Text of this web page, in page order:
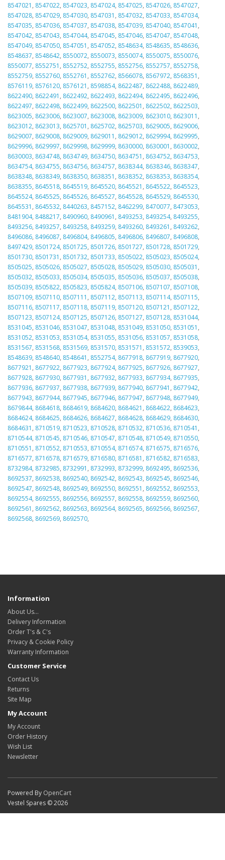
8547021 , 8547022, 8547023, 8547024, 8547025, 8547026, 8547027,
8547028, 8547029, 8547030, 8547031 , 8547032, 8547033, 8547034,
8547035, 8547036, 8547037, 8547038, 8547039, 8547040, 8547041 ,
8547042, 8547043, 8547044, 8547045, 8547046, 8547047, 8547048,
8547049, 8547050, 8547051 , 8547052, 8548634, 8548635, 8548636,
8548637, 8548642, 8550072, 8550073, 8550074, 8550075, 8550076,
8550077, 8552751 , 8552752, 8552755, 8552756, 8552757, 8552758,
8552759, 8552760, 8552761 , 8552762, 8566078, 8567972, 8568351 ,
8576119, 8576120, 8576121 , 8598854, 8622487, 8622488, 8622489,
8622490, 8622491 , 8622492, 8622493, 8622494, 8622495, 8622496,
8622497, 8622498, 8622499, 8622500, 8622501 , 8622502, 8622503,
8623005, 8623006, 8623007, 8623008, 8623009, 8623010, 8623011 ,
8623012, 8623013, 8625701 , 8625702, 8625703, 8629005, 8629006,
8629007, 8629008, 8629009, 8629011 , 8629012, 8629994, 8629995,
8629996, 8629997, 8629998, 8629999, 8630000, 8630001 , 8630002,
8630003, 8634748, 8634749, 8634750, 8634751 , 8634752, 8634753,
8634754, 8634755, 8634756, 8634757, 8638344, 8638346, 8638347,
8638348, 8638349, 8638350, 8638351 , 8638352, 8638353, 8638354,
8638355, 8645518, 8645519, 8645520, 8645521 , 8645522, 8645523,
8645524, 8645525, 8645526, 8645527, 8645528, 8645529, 8645530,
8645531 , 8645532, 8440263, 8457152, 8462299, 8470077, 8473053,
8481904, 8488217, 8490960, 8490961 , 8493253, 8493254, 8493255,
8493256, 8493257, 8493258, 8493259, 8493260, 8493261 , 8493262,
8496086, 8496087, 8496804, 8496805, 8496806, 8496807, 8496808,
8497429, 8501724, 8501725, 8501726, 8501727, 8501728, 8501729,
8501730, 8501731 , 8501732, 8501733, 8505022, 8505023, 8505024,
8505025, 8505026, 8505027, 8505028, 8505029, 8505030, 8505031 ,
8505032, 8505033, 8505034, 8505035, 8505036, 8505037, 8505038,
8505039, 8505822, 8505823, 8505824, 8507106, 8507107, 8507108,
8507109, 8507110, 8507111 , 8507112, 8507113, 8507114, 8507115,
8507116, 8507117, 8507118, 8507119, 8507120, 8507121 , 8507122,
8507123, 8507124, 8507125, 8507126, 8507127, 8507128, 8531044,
8531045, 8531046, 8531047, 8531048, 8531049, 8531050, 8531051 ,
8531052, 8531053, 8531054, 8531055, 8531056, 8531057, 8531058,
8531567, 8531568, 8531569, 8531570, 8531571 , 8531572, 8539053,
8548639, 8548640, 8548641 , 8552754, 8677918, 8677919, 8677920,
8677921 , 8677922, 8677923, 8677924, 8677925, 8677926, 8677927,
8677928, 8677930, 8677931 , 8677932, 8677933, 8677934, 8677935,
8677936, 8677937, 8677938, 8677939, 8677940, 8677941 , 8677942,
8677943, 8677944, 8677945, 8677946, 8677947, 8677948, 8677949,
8679844, 8684618, 8684619, 8684620, 8684621 , 8684622, 8684623,
8684624, 8684625, 8684626, 8684627, 8684628, 8684629, 8684630,
8684631 , 8710519, 8710523, 8710528, 8710532, 8710536, 8710541 ,
8710544, 8710545, 8710546, 8710547, 8710548, 8710549, 8710550,
8710551 , 8710552, 8710553, 8710554, 8716574, 8716575, 8716576,
8716577, 8716578, 8716579, 8716580, 8716581 , 8716582, 8716583,
8732984, 8732985, 8732991 , 8732993, 8732999, 8692495, 8692536,
8692537, 8692538, 8692540, 8692542, 8692543, 8692545, 8692546,
8692547, 8692548, 8692549, 8692550, 8692551 , 8692552, 8692553,
8692554, 8692555, 8692556, 8692557, 8692558, 8692559, 8692560,
8692561 , 8692562, 8692563, 8692564, 8692565, 8692566, 8692567,
8692568, 8692569, 8692570,
Information
About Us…
Delivery Information
Order T's & C's
Privacy & Cookie Policy
Warranty Information
Customer Service
Contact Us
Returns
Site Map
My Account
My Account
Order History
Wish List
Newsletter
Powered By OpenCart
Vestel Spares © 2026